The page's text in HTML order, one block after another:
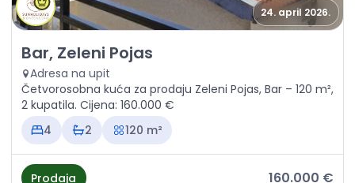
24. april 2026.
Prodaja - Kuća Bar, Zeleni Pojas
Bar, Zeleni Pojas
Adresa na upit
Četvorosobna kuća za prodaju Zeleni Pojas, Bar – 120 m²,
2 kupatila. Cijena: 160.000 €
4
2 120 m²
Prodaja 160.000 €